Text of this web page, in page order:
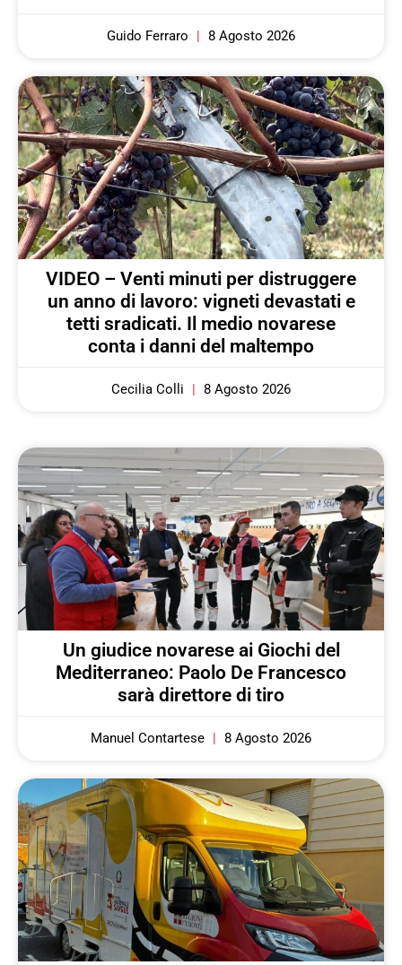
Guido Ferraro 8 Agosto 2026
VIDEO – Venti minuti per distruggere
un anno di lavoro: vigneti devastati e
tetti sradicati. Il medio novarese
conta i danni del maltempo
Cecilia Colli 8 Agosto 2026
Un giudice novarese ai Giochi del
Mediterraneo: Paolo De Francesco
sarà direttore di tiro
Manuel Contartese 8 Agosto 2026